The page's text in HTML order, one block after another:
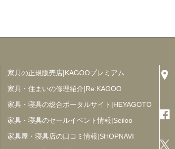
家具の正規販売店|KAGOOプレミアム
家具・住まいの修理紹介|Re:KAGOO
家具・寝具の総合ポータルサイト|HEYAGOTO
家具・寝具のセールイベント情報|Seiloo
家具屋・寝具店の口コミ情報|SHOPNAVI